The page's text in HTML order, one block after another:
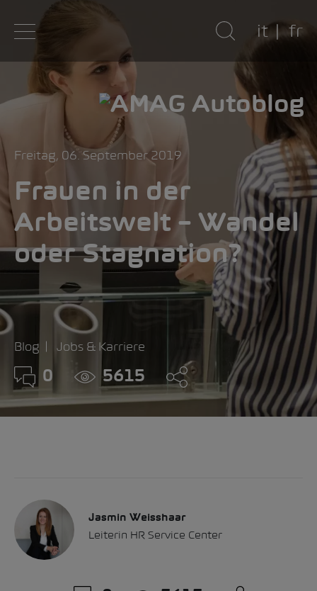
it fr
Freitag, 06. September 2019
Frauen in der
Arbeitswelt – Wandel
oder Stagnation?
Blog Jobs & Karriere
0 5615
Jasmin Weisshaar
Leiterin HR Service Center